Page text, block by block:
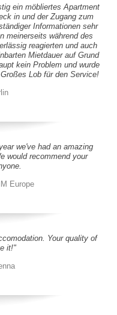
ein möbliertes Apartment
in und der Zugang zum
Informationen sehr
meinerseits während des
reagierten und auch
Mietdauer auf Grund
kein Problem und wurde
Lob für den Service!
we've had an amazing
would recommend your
Europe
Your quality of
it!"